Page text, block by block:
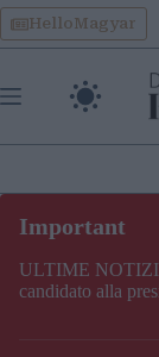
Skip
to
content
HelloMagyar
ULTIME
candidato alla